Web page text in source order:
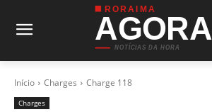
RORAIMA
AGORA
NOTÍCIAS DA HORA
Início Charges Charge 118
Charges